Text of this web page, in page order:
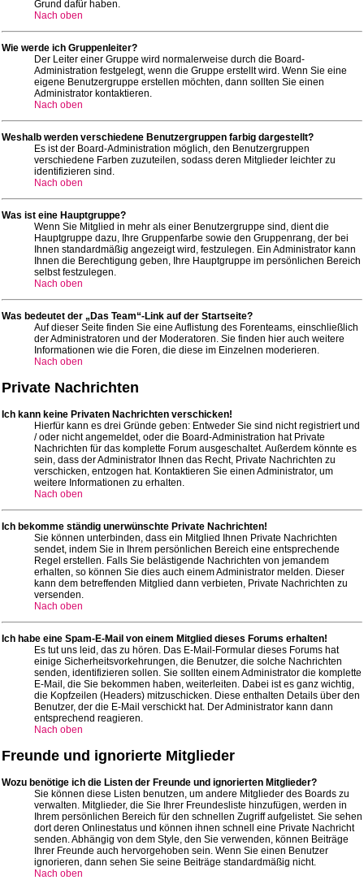
Grund dafür haben.
Nach oben
Wie werde ich Gruppenleiter?
Der Leiter einer Gruppe wird normalerweise durch die Board-
Administration festgelegt, wenn die Gruppe erstellt wird. Wenn Sie eine
eigene Benutzergruppe erstellen möchten, dann sollten Sie einen
Administrator kontaktieren.
Nach oben
Weshalb werden verschiedene Benutzergruppen farbig dargestellt?
Es ist der Board-Administration möglich, den Benutzergruppen
verschiedene Farben zuzuteilen, sodass deren Mitglieder leichter zu
identifizieren sind.
Nach oben
Was ist eine Hauptgruppe?
Wenn Sie Mitglied in mehr als einer Benutzergruppe sind, dient die
Hauptgruppe dazu, Ihre Gruppenfarbe sowie den Gruppenrang, der bei
Ihnen standardmäßig angezeigt wird, festzulegen. Ein Administrator kann
Ihnen die Berechtigung geben, Ihre Hauptgruppe im persönlichen Bereich
selbst festzulegen.
Nach oben
Was bedeutet der „Das Team“-Link auf der Startseite?
Auf dieser Seite finden Sie eine Auflistung des Forenteams, einschließlich
der Administratoren und der Moderatoren. Sie finden hier auch weitere
Informationen wie die Foren, die diese im Einzelnen moderieren.
Nach oben
Private Nachrichten
Ich kann keine Privaten Nachrichten verschicken!
Hierfür kann es drei Gründe geben: Entweder Sie sind nicht registriert und
/ oder nicht angemeldet, oder die Board-Administration hat Private
Nachrichten für das komplette Forum ausgeschaltet. Außerdem könnte es
sein, dass der Administrator Ihnen das Recht, Private Nachrichten zu
verschicken, entzogen hat. Kontaktieren Sie einen Administrator, um
weitere Informationen zu erhalten.
Nach oben
Ich bekomme ständig unerwünschte Private Nachrichten!
Sie können unterbinden, dass ein Mitglied Ihnen Private Nachrichten
sendet, indem Sie in Ihrem persönlichen Bereich eine entsprechende
Regel erstellen. Falls Sie belästigende Nachrichten von jemandem
erhalten, so können Sie dies auch einem Administrator melden. Dieser
kann dem betreffenden Mitglied dann verbieten, Private Nachrichten zu
versenden.
Nach oben
Ich habe eine Spam-E-Mail von einem Mitglied dieses Forums erhalten!
Es tut uns leid, das zu hören. Das E-Mail-Formular dieses Forums hat
einige Sicherheitsvorkehrungen, die Benutzer, die solche Nachrichten
senden, identifizieren sollen. Sie sollten einem Administrator die komplette
E-Mail, die Sie bekommen haben, weiterleiten. Dabei ist es ganz wichtig,
die Kopfzeilen (Headers) mitzuschicken. Diese enthalten Details über den
Benutzer, der die E-Mail verschickt hat. Der Administrator kann dann
entsprechend reagieren.
Nach oben
Freunde und ignorierte Mitglieder
Wozu benötige ich die Listen der Freunde und ignorierten Mitglieder?
Sie können diese Listen benutzen, um andere Mitglieder des Boards zu
verwalten. Mitglieder, die Sie Ihrer Freundesliste hinzufügen, werden in
Ihrem persönlichen Bereich für den schnellen Zugriff aufgelistet. Sie sehen
dort deren Onlinestatus und können ihnen schnell eine Private Nachricht
senden. Abhängig von dem Style, den Sie verwenden, können Beiträge
Ihrer Freunde auch hervorgehoben sein. Wenn Sie einen Benutzer
ignorieren, dann sehen Sie seine Beiträge standardmäßig nicht.
Nach oben